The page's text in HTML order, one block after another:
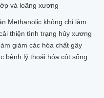
và loãng xương
Methanolic không chỉ làm
thiện tình trạng hủy xương
giảm các hóa chất gây
bệnh lý thoái hóa cột sống